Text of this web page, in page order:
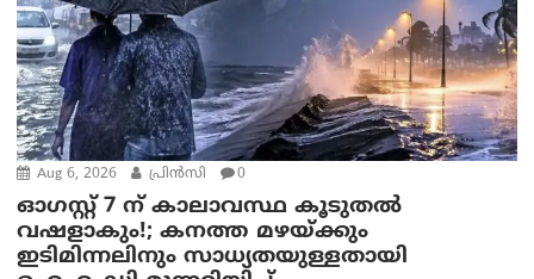
Aug 6, 2026 പ്രിന്‍സി 0
ഓഗസ്റ്റ് 7 ന് കാലാവസ്ഥ കൂടുതൽ
വഷളാകും!; കനത്ത മഴയ്ക്കും
ഇടിമിന്നലിനും സാധ്യതയുള്ളതായി